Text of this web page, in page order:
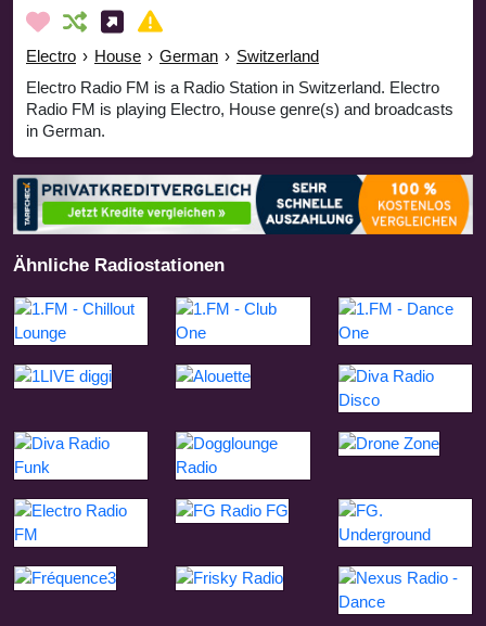
Electro › House › German › Switzerland
Electro Radio FM is a Radio Station in Switzerland. Electro
Radio FM is playing Electro, House genre(s) and broadcasts
in German.
Ähnliche Radiostationen